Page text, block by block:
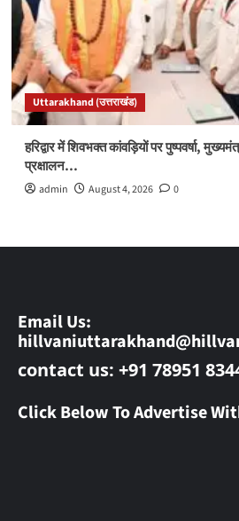
Uttarakhand (उत्तराखंड)
हरिद्वार में शिवभक्त कांवड़ियों पर पुष्पवर्षा,
प्रक्षालन…
admin August 4, 2026 0
Email Us:
contact us: +91 78951
Click Below To Advertise